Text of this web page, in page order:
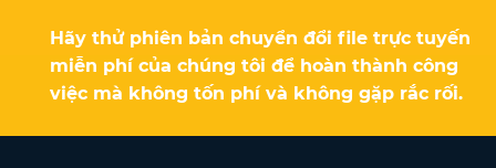
Hãy thử phiên bản chuyển đổi file trực tuyến
miễn phí của chúng tôi để hoàn thành công
việc mà không tốn phí và không gặp rắc rối.